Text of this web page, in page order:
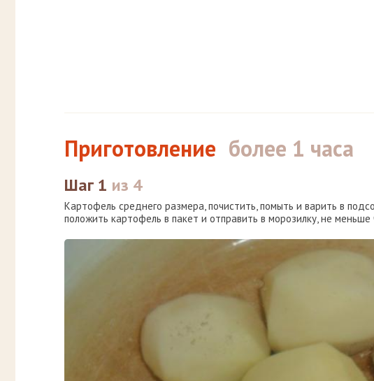
Приготовление более 1 часа
Шаг 1 из 4
Картофель среднего размера, почистить, помыть и варить в
положить картофель в пакет и отправить в морозилку, не меньше